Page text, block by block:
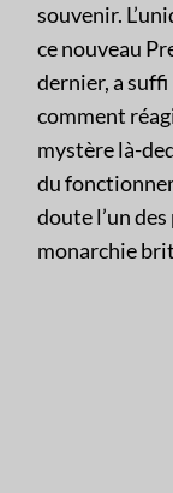
souvenir.
ce nouveau
dernier, a
comment
mystère là-
du
doute l’un
monarchie